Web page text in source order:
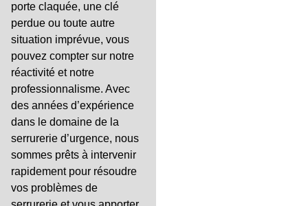
porte claquée, une clé
perdue ou toute autre
situation imprévue, vous
pouvez compter sur notre
réactivité et notre
professionnalisme. Avec
des années d’expérience
dans le domaine de la
serrurerie d’urgence, nous
sommes prêts à intervenir
rapidement pour résoudre
vos problèmes de